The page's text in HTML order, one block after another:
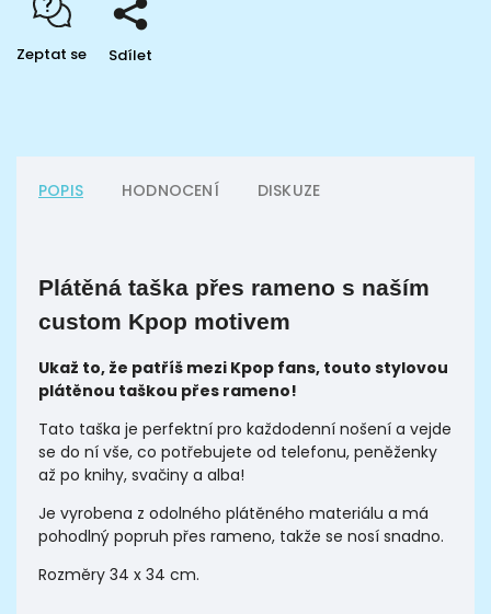
Zeptat se Sdílet
POPIS HODNOCENÍ DISKUZE
Plátěná taška přes rameno s naším
custom Kpop motivem
Ukaž to, že patříš mezi Kpop fans, touto stylovou
plátěnou taškou přes rameno!
Tato taška je perfektní pro každodenní nošení a vejde
se do ní vše, co potřebujete od telefonu, peněženky
až po knihy, svačiny a alba!
Je vyrobena z odolného plátěného materiálu a má
pohodlný popruh přes rameno, takže se nosí snadno.
Rozměry 34 x 34 cm.